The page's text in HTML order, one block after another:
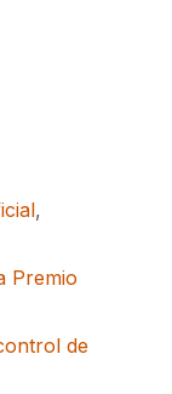
,
Premio
de